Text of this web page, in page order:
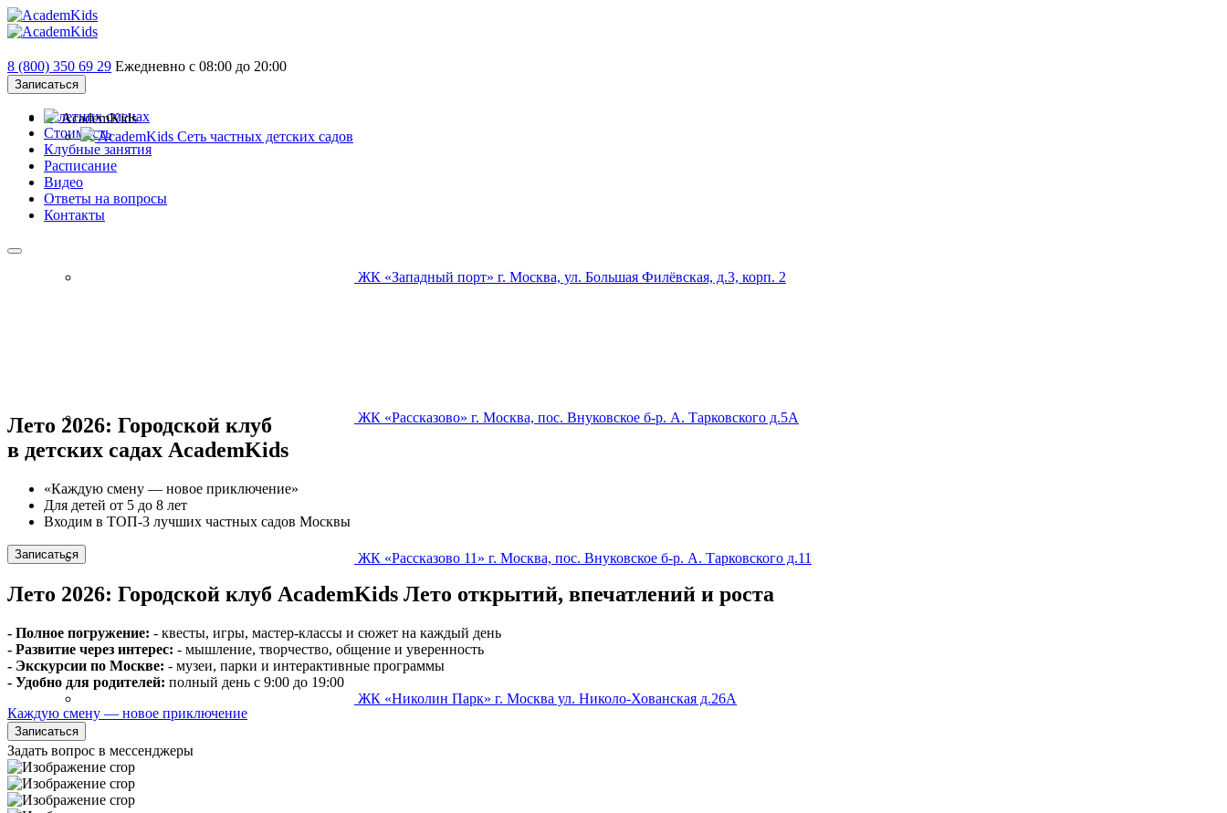
8 (800) 350 69 29 Ежедневно с 08:00 до 20:00
Записаться
AcademKids
AcademKids Сеть частных детских садов
ЖК «Западный порт» г. Москва, ул. Большая Филёвская, д.3, корп. 2
ЖК «Рассказово» г. Москва, пос. Внуковское б-р. А. Тарковского д.5А
ЖК «Рассказово 11» г. Москва, пос. Внуковское б-р. А. Тарковского д.11
ЖК «Николин Парк» г. Москва ул. Николо-Хованская д.26А
О летних сменах
Стоимость
Клубные занятия
Расписание
Видео
Ответы на вопросы
Контакты
Лето 2026: Городской клуб
в детских садах AcademKids
«Каждую смену — новое приключение»
Для детей от 5 до 8 лет
Входим в ТОП-3 лучших частных садов Москвы
Записаться
Лето 2026: Городской клуб AcademKids Лето открытий, впечатлений и роста
- Полное погружение: - квесты, игры, мастер-классы и сюжет на каждый день
- Развитие через интерес: - мышление, творчество, общение и уверенность
- Экскурсии по Москве: - музеи, парки и интерактивные программы
- Удобно для родителей: полный день с 9:00 до 19:00
Каждую смену — новое приключение
Записаться
Задать вопрос в мессенджеры